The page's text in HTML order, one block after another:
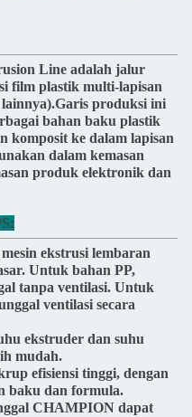
Line adalah jalur
film plastik multi-lapisan
produksi ini
bahan baku plastik
komposit ke dalam lapisan
dalam kemasan
produk elektronik dan
ekstrusi lembaran
Untuk bahan PP,
tanpa ventilasi. Untuk
ventilasi secara
ekstruder dan suhu
mudah.
efisiensi tinggi, dengan
baku dan formula.
CHAMPION dapat